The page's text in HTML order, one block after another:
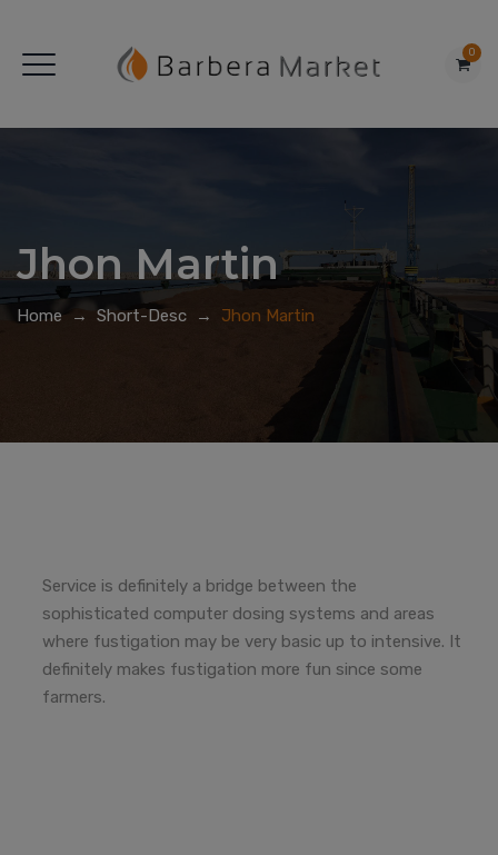
0
Jhon Martin
Home → Short-Desc → Jhon Martin
Service is definitely a bridge between the
sophisticated computer dosing systems and areas
where fustigation may be very basic up to intensive. It
definitely makes fustigation more fun since some
farmers.